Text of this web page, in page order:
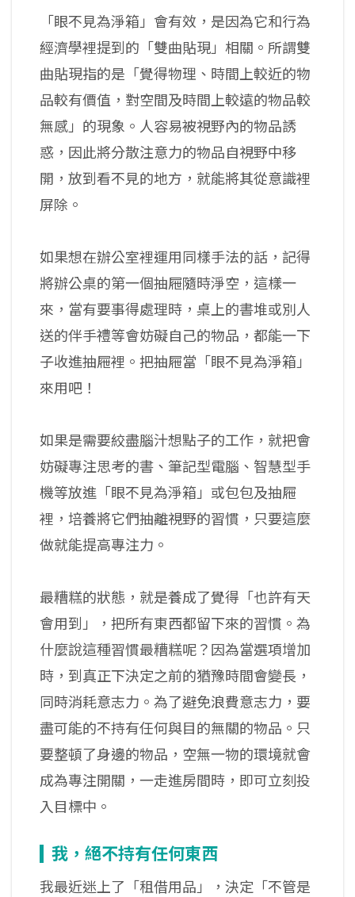
「眼不見為淨箱」會有效，是因為它和行為
經濟學裡提到的「雙曲貼現」相關。所謂雙
曲貼現指的是「覺得物理、時間上較近的物
品較有價值，對空間及時間上較遠的物品較
無感」的現象。人容易被視野內的物品誘
惑，因此將分散注意力的物品自視野中移
開，放到看不見的地方，就能將其從意識裡
屏除。
如果想在辦公室裡運用同樣手法的話，記得
將辦公桌的第一個抽屜隨時淨空，這樣一
來，當有要事得處理時，桌上的書堆或別人
送的伴手禮等會妨礙自己的物品，都能一下
子收進抽屜裡。把抽屜當「眼不見為淨箱」
來用吧！
如果是需要絞盡腦汁想點子的工作，就把會
妨礙專注思考的書、筆記型電腦、智慧型手
機等放進「眼不見為淨箱」或包包及抽屜
裡，培養將它們抽離視野的習慣，只要這麼
做就能提高專注力。
最糟糕的狀態，就是養成了覺得「也許有天
會用到」，把所有東西都留下來的習慣。為
什麼說這種習慣最糟糕呢？因為當選項增加
時，到真正下決定之前的猶豫時間會變長，
同時消耗意志力。為了避免浪費意志力，要
盡可能的不持有任何與目的無關的物品。只
要整頓了身邊的物品，空無一物的環境就會
成為專注開關，一走進房間時，即可立刻投
入目標中。
我，絕不持有任何東西
我最近迷上了「租借用品」，決定「不管是